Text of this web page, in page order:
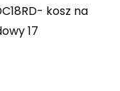
kosz na
17